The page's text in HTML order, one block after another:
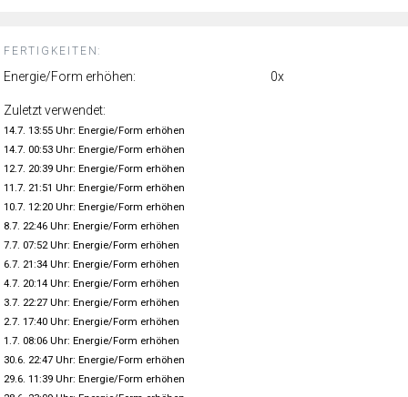
FERTIGKEITEN:
Energie/Form erhöhen: 0x
Zuletzt verwendet:
14.7. 13:55 Uhr: Energie/Form erhöhen
14.7. 00:53 Uhr: Energie/Form erhöhen
12.7. 20:39 Uhr: Energie/Form erhöhen
11.7. 21:51 Uhr: Energie/Form erhöhen
10.7. 12:20 Uhr: Energie/Form erhöhen
8.7. 22:46 Uhr: Energie/Form erhöhen
7.7. 07:52 Uhr: Energie/Form erhöhen
6.7. 21:34 Uhr: Energie/Form erhöhen
4.7. 20:14 Uhr: Energie/Form erhöhen
3.7. 22:27 Uhr: Energie/Form erhöhen
2.7. 17:40 Uhr: Energie/Form erhöhen
1.7. 08:06 Uhr: Energie/Form erhöhen
30.6. 22:47 Uhr: Energie/Form erhöhen
29.6. 11:39 Uhr: Energie/Form erhöhen